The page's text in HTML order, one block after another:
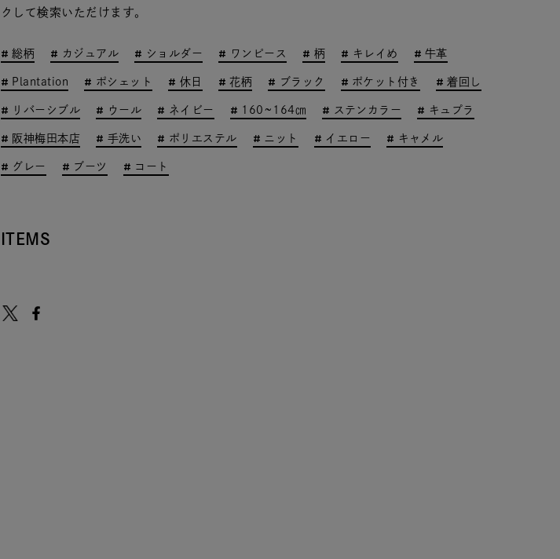
クして検索いただけます。
総柄 カジュアル ショルダー ワンピース 柄 キレイめ 牛革
Plantation ポシェット 休日 花柄 ブラック ポケット付き 着回し
リバーシブル ウール ネイビー 160~164㎝ ステンカラー キュプラ
阪神梅田本店 手洗い ポリエステル ニット イエロー キャメル
グレー ブーツ コート
ITEMS